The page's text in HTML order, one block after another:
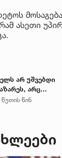
ასეთი
არ უშვებდი
არც
გაუშვი...“ -
წუთის წინ